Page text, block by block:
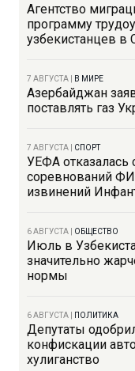
Агентство
программу
узбекистанцев
7 АВГУСТА В МИРЕ
Азербайджан
поставлять газ
7 АВГУСТА СПОРТ
УЕФА отказалась
соревнований
извинений
6 АВГУСТА ОБЩЕСТВО
Июль в
значительно
нормы
6 АВГУСТА ПОЛИТИКА
Депутаты
конфискации
хулиганство